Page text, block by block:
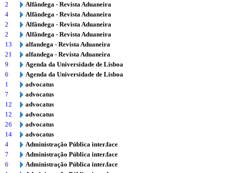
2
Alfândega - Revista Aduaneira
4
Alfândega - Revista Aduaneira
2
Alfândega - Revista Aduaneira
2
Alfândega - Revista Aduaneira
13
alfandega - Revista Aduaneira
21
alfandega - Revista Aduaneira
9
Agenda da Universidade de Lisboa
6
Agenda da Universidade de Lisboa
1
advocatus
7
advocatus
12
advocatus
12
advocatus
26
advocatus
14
advocatus
4
Administração Pública inter.face
7
Administração Pública inter.face
6
Administração Pública inter.face